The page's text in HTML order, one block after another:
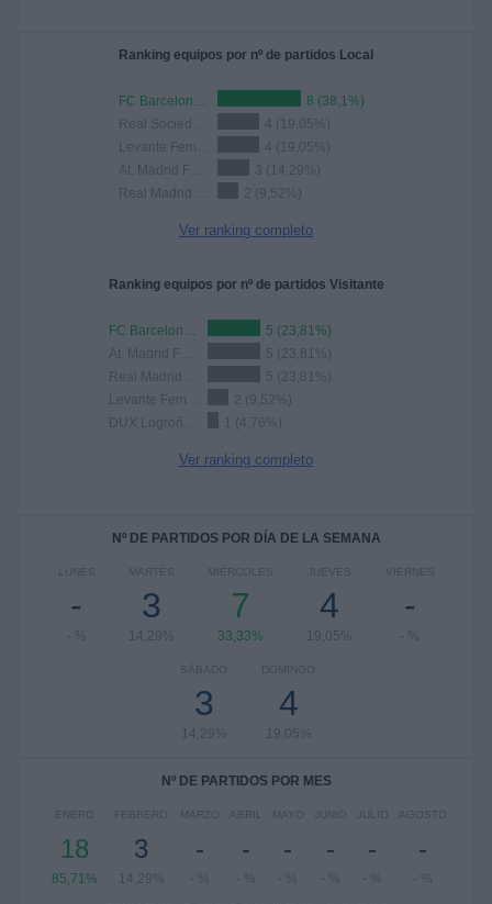
Ranking equipos por nº de partidos Local
FC Barcelona Femenino
8 (38,1%)
4 (19,05%)
4 (19,05%)
3 (14,29%)
2 (9,52%)
Ver ranking completo
Ranking equipos por nº de partidos Visitante
FC Barcelona Femenino
5 (23,81%)
5 (23,81%)
5 (23,81%)
2 (9,52%)
1 (4,76%)
Ver ranking completo
Nº DE PARTIDOS POR DÍA DE LA SEMANA
LUNES
-
- %
MARTES
3
14,29%
MIÉRCOLES
7
33,33%
JUEVES
4
19,05%
VIERNES
-
- %
SÁBADO
3
14,29%
DOMINGO
4
19,05%
Nº DE PARTIDOS POR MES
ENERO
18
85,71%
FEBRERO
3
14,29%
MARZO
-
- %
ABRIL
-
- %
MAYO
-
- %
JUNIO
-
- %
JULIO
-
- %
AGOSTO
-
- %